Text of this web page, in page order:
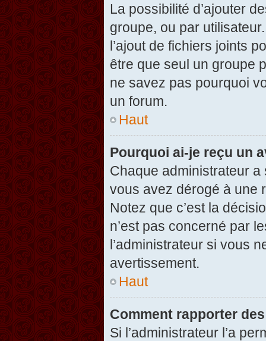
La possibilité d’ajouter
groupe, ou par
l’ajout de fichiers joints
être que seul un groupe
ne savez pas pourquoi
un forum.
Haut
Pourquoi ai-je reçu un
Chaque administrateur
vous avez dérogé à une
Notez que c’est la
n’est pas concerné par
l’administrateur si vous
avertissement.
Haut
Comment rapporter
Si l’administrateur l’a